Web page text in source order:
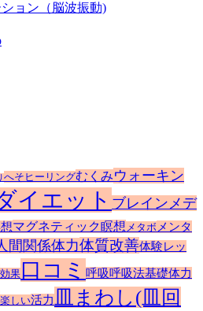
ョン（脳波振動)
へそヒーリングむくみウォーキン
イエット ブレインメデ
マグネティック瞑想 メタボ メンタ
間関係体力体質改善体験レッ
効果口コミ 呼吸呼吸法基礎体力
楽しい活力 皿まわし(皿回